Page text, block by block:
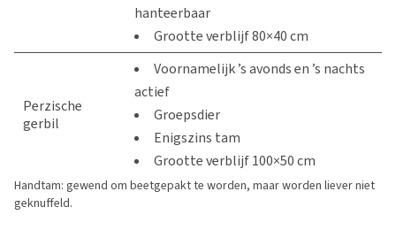
hanteerbaar
Grootte verblijf 80×40 cm
Perzische
gerbil
Voornamelijk ’s avonds en ’s nachts
actief
Groepsdier
Enigszins tam
Grootte verblijf 100×50 cm
Handtam: gewend om beetgepakt te worden, maar worden liever niet
geknuffeld.